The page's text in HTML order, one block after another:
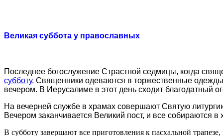
Великая суббота у православных
Последнее богослужение Страстной седмицы, когда
субботу. Священники одеваются в торжественные
вечером. В Иерусалиме в этот день сходит благодатный
На вечерней службе в храмах совершают Святую
Вечером заканчивается Великий пост, и все собираются в
В субботу завершают все приготовления к пасхальной